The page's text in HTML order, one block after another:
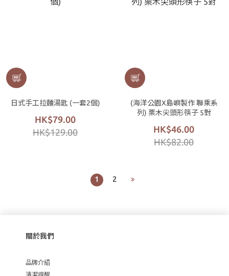
日式手工拉麵湯匙 (一套2個)
HK$79.00
HK$129.00
(海洋公園X島嶼製作 聯乘系
列) 栗木尖頭形筷子 5對
HK$46.00
HK$82.00
1 2
關於我們
品牌介紹
清潔提醒